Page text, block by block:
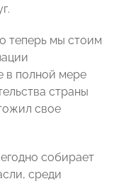
теперь мы стоим
в полной мере
страны
свое
собирает
среди